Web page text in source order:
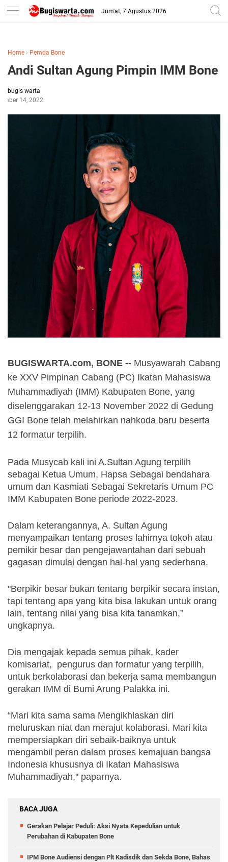
-->
Jum'at, 7 Agustus 2026
Home › Pemda Bone
Andi Sultan Agung Pimpin IMM Bone
bugis warta
14, 2022
BUGISWARTA.com, BONE -- Musyawarah Cabang
ke XXV Pimpinan Cabang (PC) Ikatan Mahasiswa
Muhammadiyah (IMM) Kabupaten Bone, yang
diselenggarakan 12-13 November 2022 di Gedung
GGI Bone telah melahirkan nahkoda baru beserta
12 formatur terpilih.
Pada Musycab kali ini A.Sultan Agung terpilih
sebagai Ketua Umum, Hapsa Sebagai bendahara
umum dan Kasmiati Sebagai Sekretaris Umum PC
IMM Kabupaten Bone periode 2022-2023.
Dalam keterangannya, A. Sultan Agung
menyampaikan tentang proses lahirnya tokoh atau
pemikir besar dan pengejawantahan dari sebuah
gagasan dimulai dengan hal-hal yang sederhana.
"Berpikir besar bukan tentang berpikir secara instan,
tapi tentang apa yang kita bisa lakukan untuk orang
lain, tentang nilai yang bisa kita tanamkan,”
ungkapnya.
Dia mengajak kepada semua pihak, kader
komisariat,  pengurus dan formatur yang terpilih,
untuk berkolaborasi dan bekerja sama membangun
gerakan IMM di Bumi Arung Palakka ini.
“Mari kita sama sama Mengikhlaskan diri
meluruskan niat dan merajut kolaborasi. Mari kita
mempersiapkan diri sebaik-baiknya untuk
mengambil peran dalam proses kemajuan bangsa
Indonesia khususnya di Ikatan Mahasiswa
Muhammadiyah," paparnya.
BACA JUGA
Gerakan Pelajar Peduli: Aksi Nyata Kepedulian untuk
Perubahan di Kabupaten Bone
IPM Bone Audiensi dengan Plt Kadisdik dan Sekda Bone, Bahas